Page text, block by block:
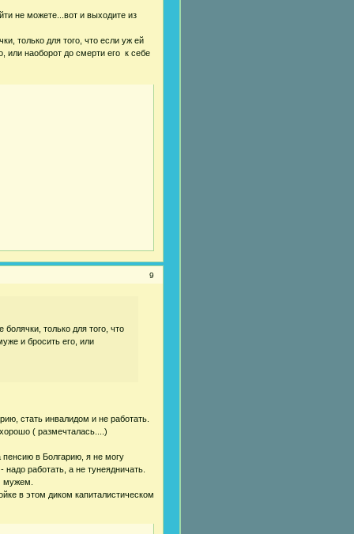
не можете...вот и выходите из
только для того, что если уж ей
или наоборот до смерти его к себе
9
только для того, что
и бросить его, или
стать инвалидом и не работать.
( размечталась....)
в Болгарию, я не могу
работать, а не тунеядничать.
мужем.
в этом диком капиталистическом